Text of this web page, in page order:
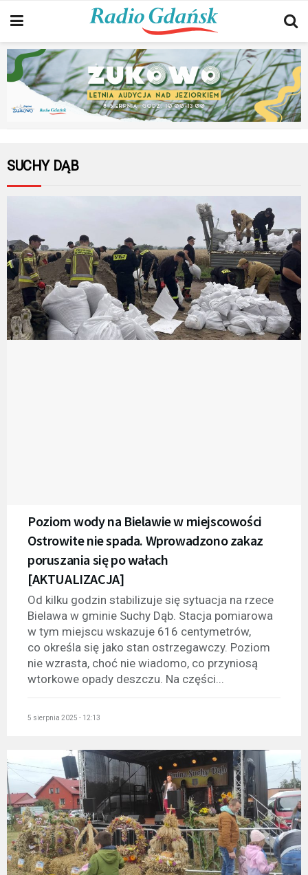
SUCHY DĄB
Poziom wody na Bielawie w miejscowości
Ostrowite nie spada. Wprowadzono zakaz
poruszania się po wałach
[AKTUALIZACJA]
Od kilku godzin stabilizuje się sytuacja na rzece
Bielawa w gminie Suchy Dąb. Stacja pomiarowa
w tym miejscu wskazuje 616 centymetrów,
co określa się jako stan ostrzegawczy. Poziom
nie wzrasta, choć nie wiadomo, co przyniosą
wtorkowe opady deszczu. Na części...
5 sierpnia 2025 - 12:13